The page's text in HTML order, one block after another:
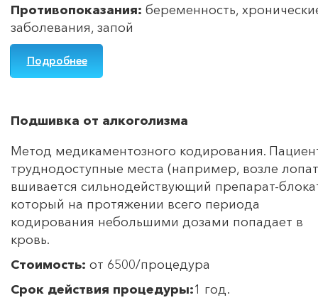
Противопоказания: беременность,
заболевания, запой
Подробнее
Подшивка от алкоголизма
Метод медикаментозного кодирования.
труднодоступные места (например, возле
вшивается сильнодействующий препарат-
который на протяжении всего периода
кодирования небольшими дозами попадает в
кровь.
Стоимость: от 6500/процедура
Срок действия процедуры:1 год.